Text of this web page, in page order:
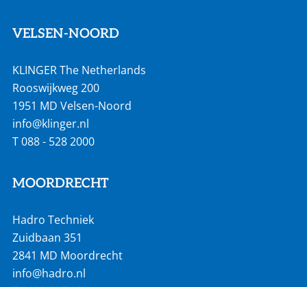
VELSEN-NOORD
KLINGER The Netherlands
Rooswijkweg 200
1951 MD Velsen-Noord
info@klinger.nl
T088 - 528 2000
MOORDRECHT
Hadro Techniek
Zuidbaan 351
2841 MD Moordrecht
info@hadro.nl